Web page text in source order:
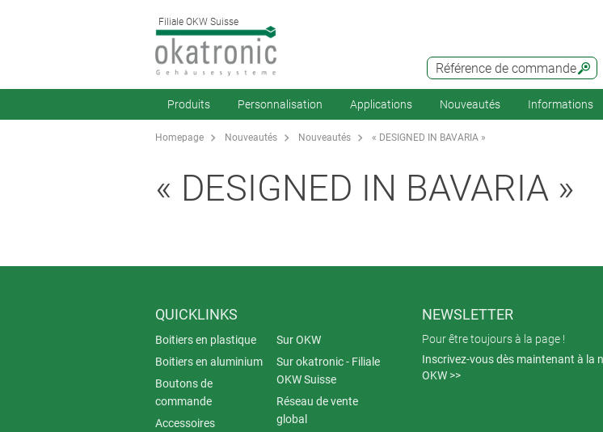
Filiale OKW Suisse
Référence de commande
Produits Personnalisation Applications Nouveautés Informations
Homepage Nouveautés Nouveautés « DESIGNED IN BAVARIA »
« DESIGNED IN BAVARIA »
QUICKLINKS
Boitiers en plastique
Boitiers en aluminium
Boutons de
commande
Accessoires
Sur OKW
Sur okatronic - Filiale
OKW Suisse
Réseau de vente
global
NEWSLETTER
Pour être toujours à la page !
Inscrivez-vous dès maintenant à la
OKW >>